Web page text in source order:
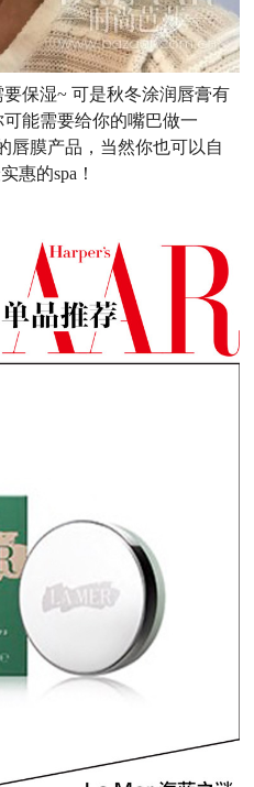
保湿~ 可是秋冬涂润唇膏有
能需要给你的嘴巴做一
唇膜产品，当然你也可以自
惠的spa！